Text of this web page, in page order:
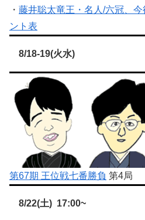
・ 藤井聡太竜王・名人/六冠、
ント表
8/18-19(火水)
第67期 王位戦七番勝負 第4局
8/22(土) 17:00~